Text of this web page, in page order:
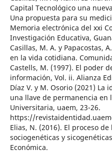
Capital Tecnológico una
Una propuesta para su
Memoria electrónica del xxi
Investigación Educativa,
Casillas, M. A. y Papacostas,
en la vida cotidiana.
Castells, M. (1997). El poder
información, Vol. ii. Alianza
Díaz V. y M. Osorio (2021)
una llave de permanencia
Universitaria, uaem, 23-26.
https://
Elias, N. (2016). El proceso
sociogenéticas y
Económica.